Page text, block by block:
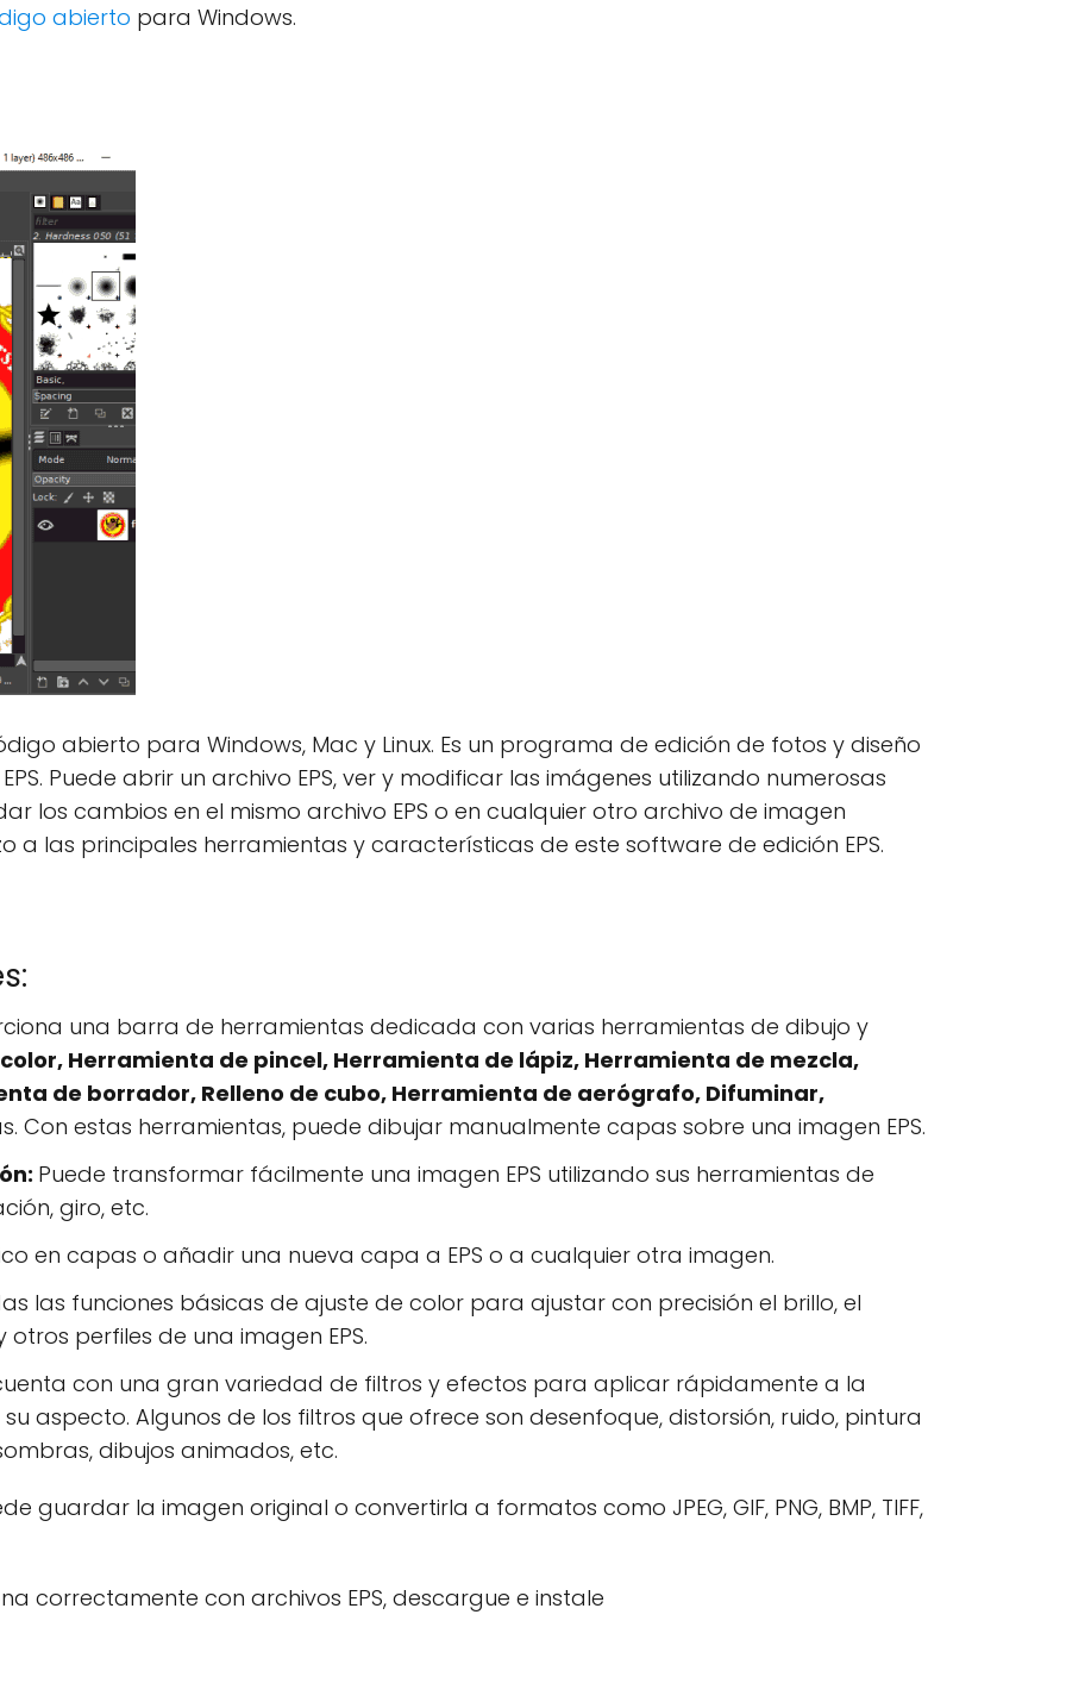
abierto para Windows.
abierto para Windows, Mac y Linux. Es un programa de edición de fotos y diseño
Puede abrir un archivo EPS, ver y modificar las imágenes utilizando numerosas
los cambios en el mismo archivo EPS o en cualquier otro archivo de imagen
a las principales herramientas y características de este software de edición EPS.
una barra de herramientas dedicada con varias herramientas de dibujo y
Herramienta de pincel, Herramienta de lápiz, Herramienta de mezcla,
de borrador, Relleno de cubo, Herramienta de aerógrafo, Difuminar,
Con estas herramientas, puede dibujar manualmente capas sobre una imagen EPS.
Puede transformar fácilmente una imagen EPS utilizando sus herramientas de
giro, etc.
en capas o añadir una nueva capa a EPS o a cualquier otra imagen.
las funciones básicas de ajuste de color para ajustar con precisión el brillo, el
perfiles de una imagen EPS.
con una gran variedad de filtros y efectos para aplicar rápidamente a la
aspecto. Algunos de los filtros que ofrece son desenfoque, distorsión, ruido, pintura
dibujos animados, etc.
guardar la imagen original o convertirla a formatos como JPEG, GIF, PNG, BMP, TIFF,
correctamente con archivos EPS, descargue e instale